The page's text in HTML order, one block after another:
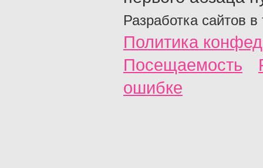
Разработка сайтов в
Политика
Посещаемость
ошибке